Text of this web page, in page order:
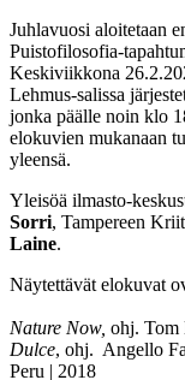
Juhlavuosi aloitetaan
Puistofilosofia-
Keskiviikkona
Lehmus-salissa
jonka päälle noin klo
elokuvien mukanaan
yleensä.
Yleisöä ilmasto-
Sorri, Tampereen
Laine.
Näytettävät elokuvat
Nature Now, ohj. Tom
Dulce, ohj. Angello
Peru | 2018